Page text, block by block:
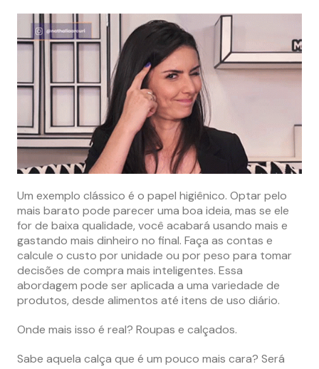
Um exemplo clássico é o papel higiênico. Optar pelo
mais barato pode parecer uma boa ideia, mas se ele
for de baixa qualidade, você acabará usando mais e
gastando mais dinheiro no final. Faça as contas e
calcule o custo por unidade ou por peso para tomar
decisões de compra mais inteligentes. Essa
abordagem pode ser aplicada a uma variedade de
produtos, desde alimentos até itens de uso diário.
Onde mais isso é real? Roupas e calçados.
Sabe aquela calça que é um pouco mais cara? Será